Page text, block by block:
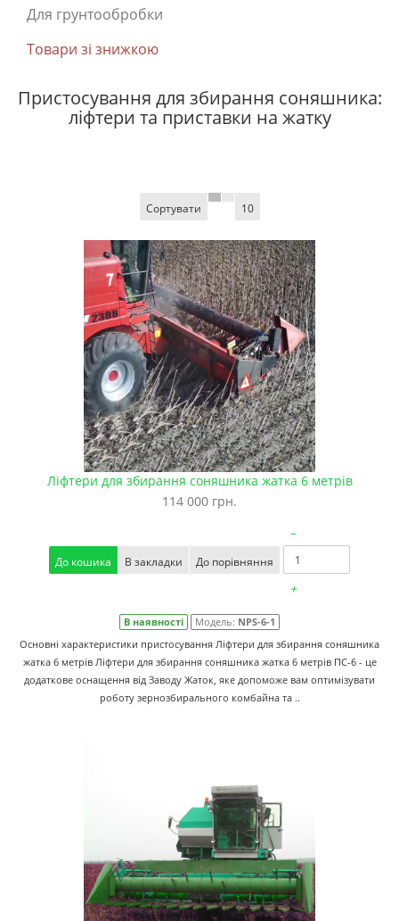
Для грунтообробки
Товари зі знижкою
Пристосування для збирання соняшника:
ліфтери та приставки на жатку
Сортувати 10
Ліфтери для збирання соняшника жатка 6 метрів
114 000 грн.
До кошика В закладки До порівняння
–
+
В наявності Модель: NPS-6-1
Основні характеристики пристосування Ліфтери для збирання соняшника
жатка 6 метрів Ліфтери для збирання соняшника жатка 6 метрів ПС-6 - це
додаткове оснащення від Заводу Жаток, яке допоможе вам оптимізувати
роботу зернозбирального комбайна та ..